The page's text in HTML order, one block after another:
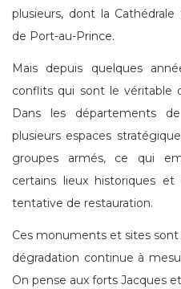
plusieurs, dont la Cathédrale
de Port-au-Prince.
Mais depuis quelques
conflits qui sont le véritable
Dans les départements
plusieurs espaces
groupes armés, ce qui
certains lieux historiques
tentative de restauration.
Ces monuments et sites
dégradation continue à
On pense aux forts Jacques